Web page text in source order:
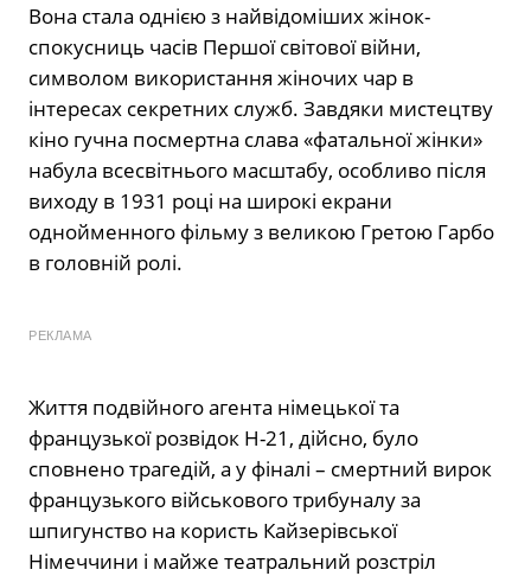
Вона стала однією з найвідоміших жінок-
спокусниць часів Першої світової війни,
символом використання жіночих чар в
інтересах секретних служб. Завдяки мистецтву
кіно гучна посмертна слава «фатальної жінки»
набула всесвітнього масштабу, особливо після
виходу в 1931 році на широкі екрани
однойменного фільму з великою Гретою Гарбо
в головній ролі.
РЕКЛАМА
Життя подвійного агента німецької та
французької розвідок Н-21, дійсно, було
сповнено трагедій, а у фіналі – смертний вирок
французького військового трибуналу за
шпигунство на користь Кайзерівської
Німеччини і майже театральний розстріл